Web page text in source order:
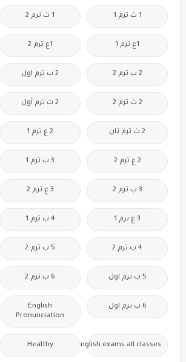
1 ث ترم 1 1 ث ترم 2
1ع ترم 1 1ع ترم 2
2 ب ترم 2 2 ب ترم اول
2 ث ترم 2 2 ث ترم أول
2 ث ترم ثان 2 ع ترم 1
2 ع ترم 2 3 ب ترم 1
3 ب ترم 2 3 ع ترم 2
3 ع ترم 1 4 ب ترم 1
4 ب ترم 2 5 ب ترم 2
5 ب ترم اول 6 ب ترم 2
6 ب ترم اول
English
Pronunciation
Free.English.exams.all.classes
Healthy